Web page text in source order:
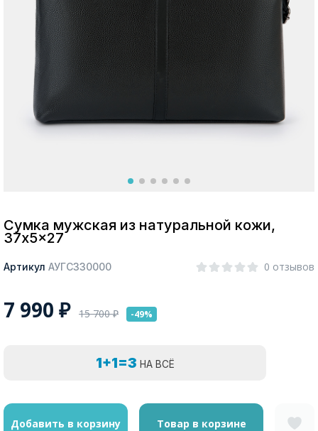
Москва
Да, все верно Изменить город
Сумка мужская из натуральной кожи,
37x5x27
Артикул АУГС330000 0 отзывов
7 990 ₽ 15 700₽ -49%
1+1=3 НА ВСЁ
Добавить в корзину Товар в корзине